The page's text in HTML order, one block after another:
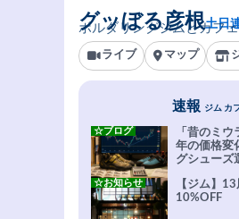
ボルダリングジムとカフ
グッぼる彦根土日
ライブ マップ
速報 ジム カ
「昔のミ
年の価格変
グシューズ
☆ブログ
【ジム】
10%OFF
☆お知らせ